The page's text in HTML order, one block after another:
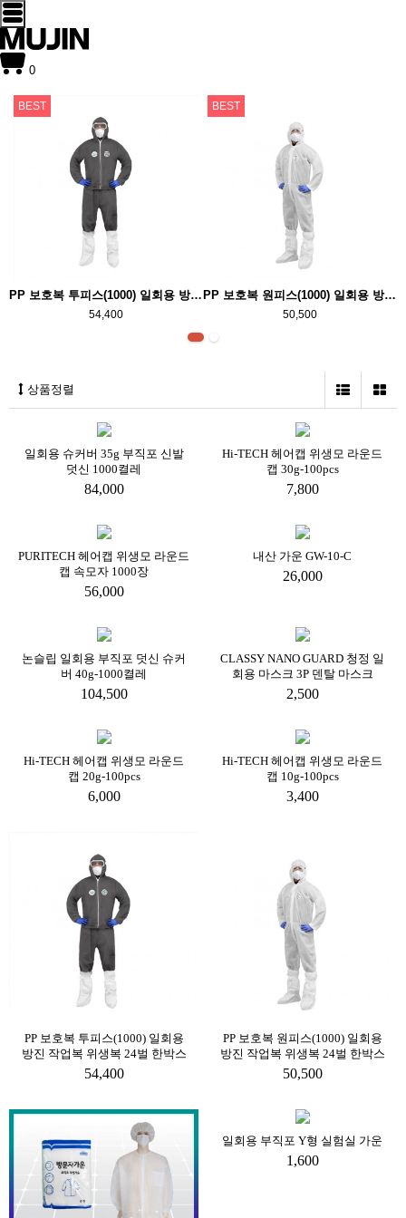
0
BEST
PP 보호복 투피스(1000) 일회용 방진 작업복 위생복 24벌 한박스
54,400
BEST
PP 보호복 원피스(1000) 일회용 방진 작업복 위생복 24벌 한박스
50,500
상품정렬
일회용 슈커버 35g 부직포 신발
덧신 1000켤레
84,000
Hi-TECH 헤어캡 위생모 라운드
캡 30g-100pcs
7,800
PURITECH 헤어캡 위생모 라운드
캡 속모자 1000장
56,000
내산 가운 GW-10-C
26,000
논슬립 일회용 부직포 덧신 슈커
버 40g-1000켤레
104,500
CLASSY NANO GUARD 청정 일
회용 마스크 3P 덴탈 마스크
2,500
Hi-TECH 헤어캡 위생모 라운드
캡 20g-100pcs
6,000
Hi-TECH 헤어캡 위생모 라운드
캡 10g-100pcs
3,400
PP 보호복 투피스(1000) 일회용
방진 작업복 위생복 24벌 한박스
54,400
PP 보호복 원피스(1000) 일회용
방진 작업복 위생복 24벌 한박스
50,500
일회용 부직포 Y형 실험실 가운
1,600